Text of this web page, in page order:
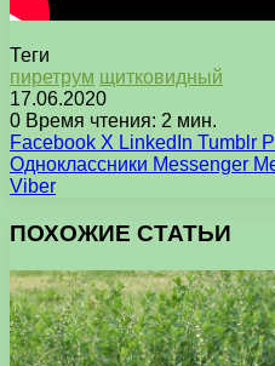
Теги
пиретрум щитковидный
17.06.2020
0 Время чтения: 2 мин.
Facebook X LinkedIn Tumblr
Одноклассники Messenger
Viber
ПОХОЖИЕ СТАТЬИ